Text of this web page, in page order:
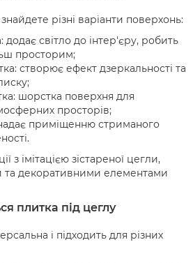
різні варіанти поверхонь:
додає світло до інтер'єру, робить
просторим;
створює ефект дзеркальності та
шорстка поверхня для
просторів;
приміщенню стриманого
з імітацією зістареної цегли,
та декоративними елементами
плитка під цеглу
і підходить для різних